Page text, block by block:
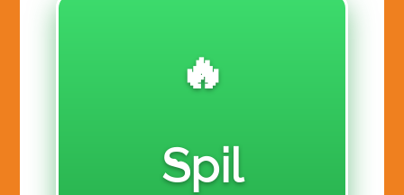
VGA 112-VISUAL GRAPHIC ARTS
🔥
Spil